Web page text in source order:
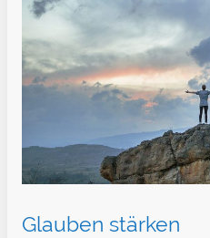
Glauben stärken